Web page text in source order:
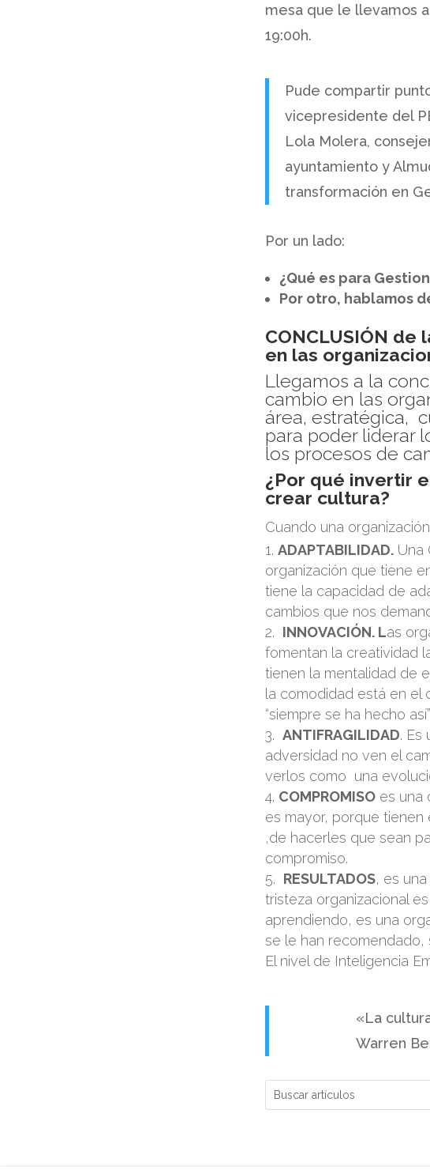
mesa que le llevamos
19:00h.
Pude compartir
vicepresidente del
Lola Molera,
ayuntamiento y
transformación en
Por un lado:
¿Qué es para
Por otro, hablamos
CONCLUSIÓN
en las
Llegamos a la
cambio en las
área, estratégica,
para poder liderar
los procesos de
¿Por qué invertir
crear cultura?
Cuando una
ADAPTABILIDAD. Una
organización que tiene
tiene la capacidad de
cambios que nos
INNOVACIÓN. Las
fomentan la creatividad
tienen la mentalidad de
la comodidad está en el
“siempre se ha hecho así”
ANTIFRAGILIDAD. Es
adversidad no ven el
verlos como una
COMPROMISO es una
es mayor, porque tienen
,de hacerles que sean
compromiso.
RESULTADOS, es
tristeza organizacional
aprendiendo, es una
se le han recomendado,
El nivel de Inteligencia
«La
Warren